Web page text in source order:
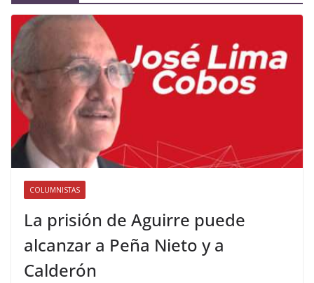
COLUMNISTAS
La prisión de Aguirre puede
alcanzar a Peña Nieto y a
Calderón